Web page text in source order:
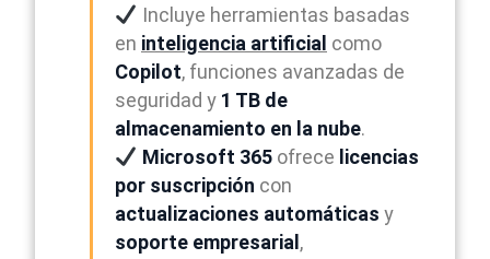
Incluye herramientas basadas
en inteligencia artificial como
Copilot, funciones avanzadas de
seguridad y 1 TB de
almacenamiento en la nube.
Microsoft 365ofrece licencias
por suscripción con
actualizaciones automáticas y
soporte empresarial ,